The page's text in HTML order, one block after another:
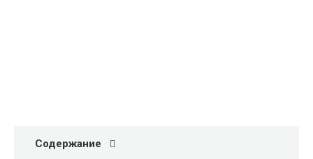
Содержание